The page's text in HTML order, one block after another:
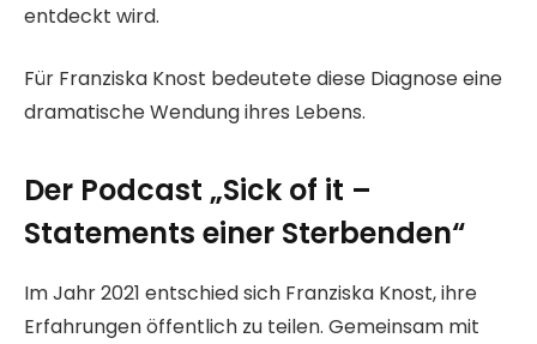
entdeckt wird.
Für Franziska Knost bedeutete diese Diagnose eine
dramatische Wendung ihres Lebens.
Der Podcast „Sick of it –
Statements einer Sterbenden“
Im Jahr 2021 entschied sich Franziska Knost, ihre
Erfahrungen öffentlich zu teilen. Gemeinsam mit